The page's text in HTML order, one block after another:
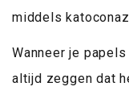
middels
Wanneer je
altijd zeggen dat